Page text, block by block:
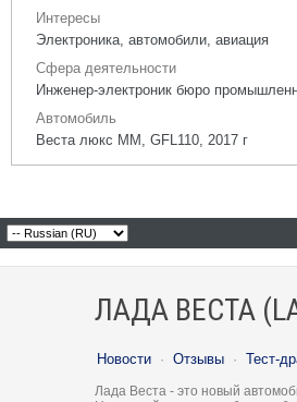
Интересы
Электроника, автомобили, авиация
Сфера деятельности
Инженер-электроник бюро
Автомобиль
Веста люкс ММ, GFL110, 2017 г
ЛАДА ВЕСТА
Новости · Отзывы · Тест-
Лада Веста - это новый